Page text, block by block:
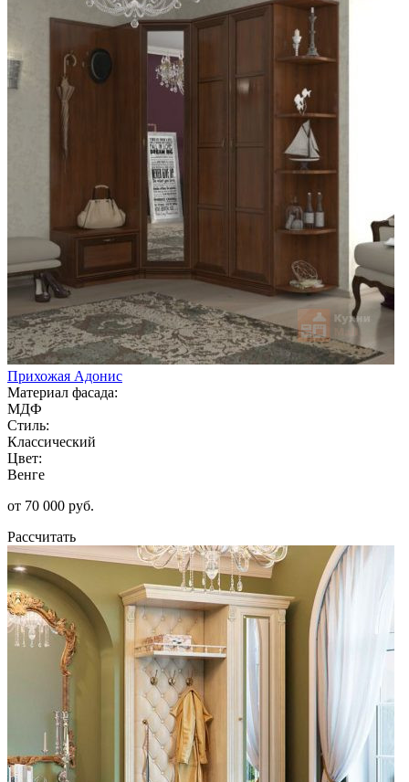
Прихожая Адонис
Материал фасада:
МДФ
Стиль:
Классический
Цвет:
Венге
от 70 000 руб.
Рассчитать